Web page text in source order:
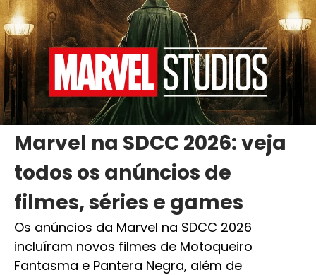
Marvel na SDCC 2026: veja
todos os anúncios de
filmes, séries e games
Os anúncios da Marvel na SDCC 2026
incluíram novos filmes de Motoqueiro
Fantasma e Pantera Negra, além de